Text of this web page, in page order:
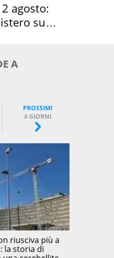
agosto:
su